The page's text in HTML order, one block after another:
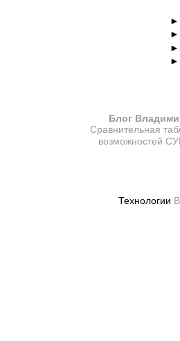
►
►
►
Блог
Сравнительная
возможностей
Технологии